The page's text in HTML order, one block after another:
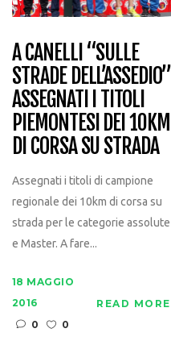
A CANELLI “SULLE
STRADE DELL’ASSEDIO”
ASSEGNATI I TITOLI
PIEMONTESI DEI 10KM
DI CORSA SU STRADA
Assegnati i titoli di campione
regionale dei 10km di corsa su
strada per le categorie assolute
e Master. A fare...
18 MAGGIO
2016
0
0
READ MORE